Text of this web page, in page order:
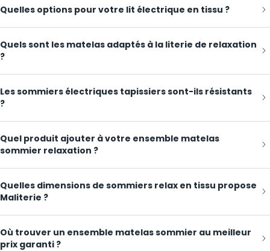
Quelles options pour votre lit électrique en tissu ?
Quels sont les matelas adaptés à la literie de relaxation
?
Les sommiers électriques tapissiers sont-ils résistants
?
Quel produit ajouter à votre ensemble matelas
sommier relaxation ?
Quelles dimensions de sommiers relax en tissu propose
Maliterie ?
Où trouver un ensemble matelas sommier au meilleur
prix garanti ?